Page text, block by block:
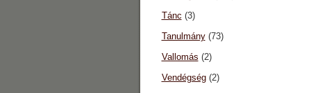
Tánc (3)
Tanulmány(73)
Vallomás (2)
Vendégség(2)